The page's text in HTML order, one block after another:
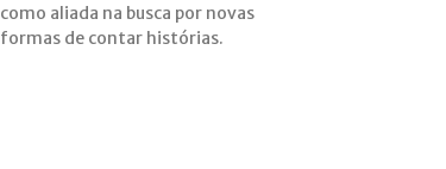
formas de contar histórias.